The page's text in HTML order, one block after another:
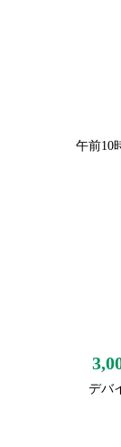
午前10
デバ